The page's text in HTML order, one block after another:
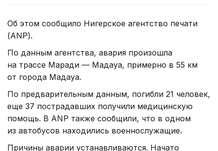
Об этом сообщило Нигерское агентство печати
(ANP).
По данным агентства, авария произошла
на трассе Маради — Мадауа, примерно в 55 км
от города Мадауа.
По предварительным данным, погибли 21 человек,
еще 37 пострадавших получили медицинскую
помощь. В ANP также сообщили, что в одном
из автобусов находились военнослужащие.
Причины аварии устанавливаются. Начато